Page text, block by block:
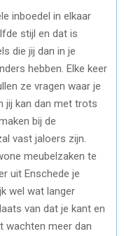
inboedel in elkaar
stijl en dat is
die jij dan in je
hebben. Elke keer
ze vragen waar je
jij kan dan met trots
bij de
vast jaloers zijn.
meubelzaken te
uit Enschede je
wel wat langer
van dat je kant en
wachten meer dan